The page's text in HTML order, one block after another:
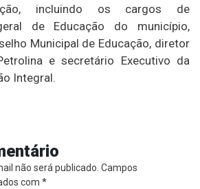
incluindo os cargos de
de Educação do município,
Municipal de Educação, diretor
e secretário Executivo da
Integral.
não será publicado. Campos
com *